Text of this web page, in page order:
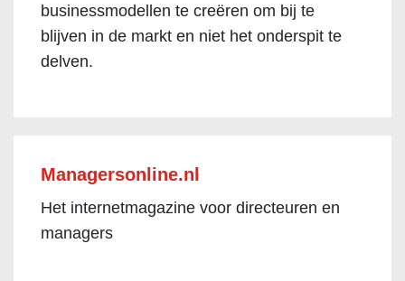
businessmodellen te creëren om bij te
blijven in de markt en niet het onderspit te
delven.
Managersonline.nl
Het internetmagazine voor directeuren en
managers